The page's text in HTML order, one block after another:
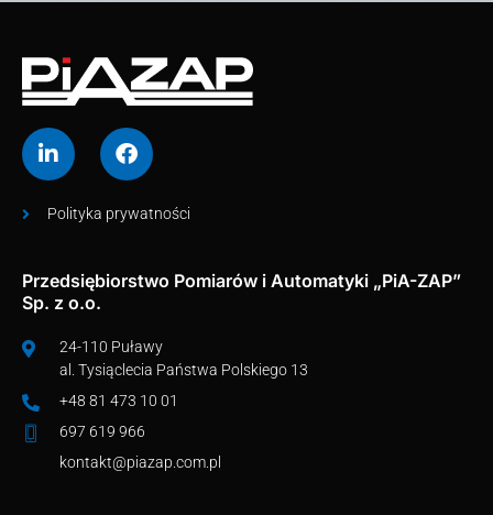
Polityka prywatności
Przedsiębiorstwo Pomiarów i Automatyki „PiA-ZAP”
Sp. z o.o.
24-110 Puławy
al. Tysiąclecia Państwa Polskiego 13
+48 81 473 10 01
697 619 966
kontakt@piazap.com.pl